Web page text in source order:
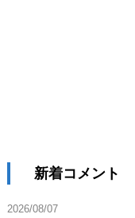
新着コメント
2026/08/07